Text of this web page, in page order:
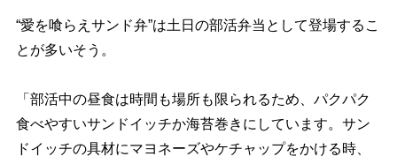
“愛を喰らえサンド弁”は土日の部活弁当として登場するこ
とが多いそう。
「部活中の昼食は時間も場所も限られるため、パクパク
食べやすいサンドイッチか海苔巻きにしています。サン
ドイッチの具材にマヨネーズやケチャップをかける時、